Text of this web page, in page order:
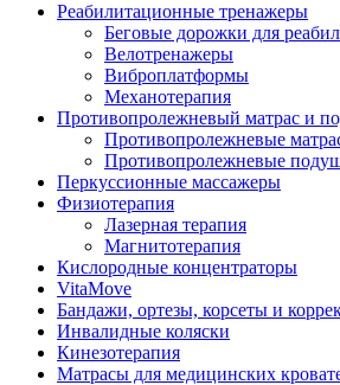
Реабилитационные тренажеры
Беговые дорожки для
Велотренажеры
Виброплатформы
Механотерапия
Противопролежневый матрас и
Противопролежневые
Противопролежневые
Перкуссионные массажеры
Физиотерапия
Лазерная терапия
Магнитотерапия
Кислородные концентраторы
VitaMove
Бандажи, ортезы, корсеты и
Инвалидные коляски
Кинезотерапия
Матрасы для медицинских